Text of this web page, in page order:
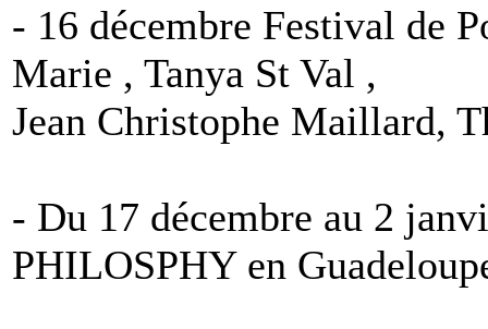
- 16 décembre Festival de
Marie , Tanya St Val ,
Jean Christophe Maillard,
- Du 17 décembre au 2
PHILOSPHY en